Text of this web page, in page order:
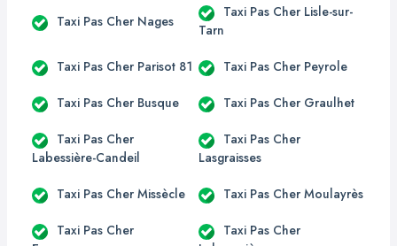
Taxi Pas Cher Nages
Taxi Pas Cher Lisle-sur-
Tarn
Taxi Pas Cher Parisot 81 Taxi Pas Cher Peyrole
Taxi Pas Cher Busque Taxi Pas Cher Graulhet
Taxi Pas Cher
Labessière-Candeil
Taxi Pas Cher
Lasgraisses
Taxi Pas Cher Missècle Taxi Pas Cher Moulayrès
Taxi Pas Cher
Taxi Pas Cher